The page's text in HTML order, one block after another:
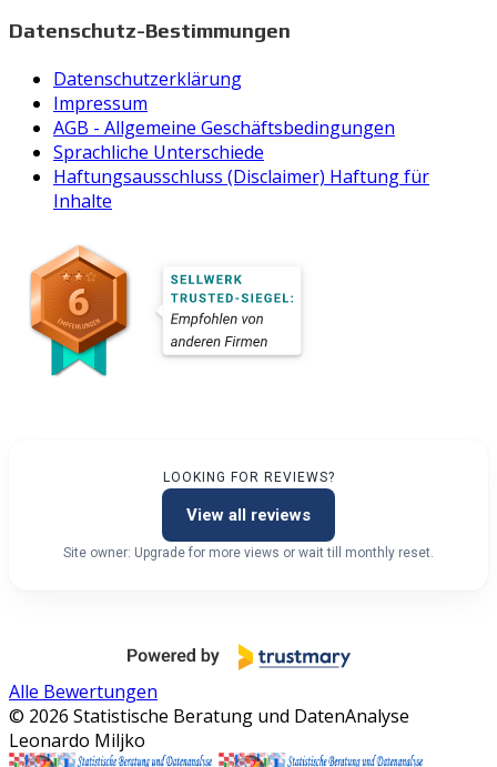
Datenschutz-Bestimmungen
Datenschutzerklärung
Impressum
AGB - Allgemeine Geschäftsbedingungen
Sprachliche Unterschiede
Haftungsausschluss (Disclaimer) Haftung für
Inhalte
LOOKING FOR REVIEWS?
View all reviews
Site owner: Upgrade for more views or wait till monthly reset.
Alle Bewertungen
© 2026 Statistische Beratung und DatenAnalyse
Leonardo Miljko